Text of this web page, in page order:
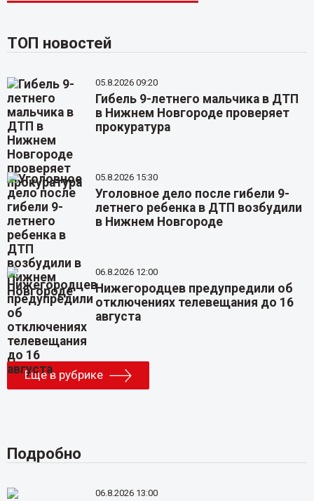
ТОП новостей
05.8.2026 09:20
Гибель 9-летнего мальчика в ДТП
в Нижнем Новгороде проверяет
прокуратура
05.8.2026 15:30
Уголовное дело после гибели 9-
летнего ребенка в ДТП возбудили
в Нижнем Новгороде
06.8.2026 12:00
Нижегородцев предупредили об
отключениях телевещания до 16
августа
Еще в рубрике
Подробно
06.8.2026 13:00